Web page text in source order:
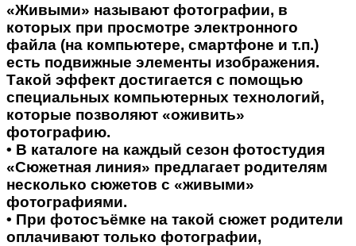
«Живыми» называют фотографии, в
которых при просмотре электронного
файла (на компьютере, смартфоне и т.п.)
есть подвижные элементы изображения.
Такой эффект достигается с помощью
специальных компьютерных технологий,
которые позволяют «оживить»
фотографию.
• В каталоге на каждый сезон фотостудия
«Сюжетная линия» предлагает родителям
несколько сюжетов с «живыми»
фотографиями.
• При фотосъёмке на такой сюжет родители
оплачивают только фотографии,